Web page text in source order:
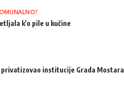
k'o pile u kučine
institucije Grada Mostara